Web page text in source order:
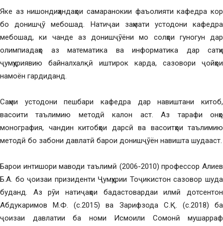
Яке аз нишондиҳандаҳои самаранокии фаъолияти кафедра кор
бо донишҷӯ мебошад. Натиҷаи заҳмати устодони кафедра
мебошад, ки чанде аз донишҷӯёни мо солҳои гуногун дар
олимпиадаҳо аз математика ва информатика дар сатҳи
ҷумҳуриявию байналхалқӣ иштирок карда, сазовори ҷойҳои
намоён гардиданд.
Саҳми устодони пешбари кафедра дар навиштани китоб,
васоити таълимию методӣ калон аст. Аз тарафи онҳо
монография, чандин китобҳои дарсӣ ва васоитҳои таълимию
методӣ бо забони давлатӣ барои донишҷӯён навишта шудааст.
Барои интишори маводи таълимӣ (2006-2010) профессор Алиев
Б.А. бо ҷоизаи призиденти Ҷумҳурии Тоҷикистон сазовор шуда
буданд. Аз рӯи натиҷаҳои бадастовардаи илмӣ дотсентон
Абдукаримов М.Ф. (с.2015) ва Зарифзода С.Қ. (с.2018) ба
ҷоизаи давлатии ба номи Исмоили Сомонӣ мушарраф